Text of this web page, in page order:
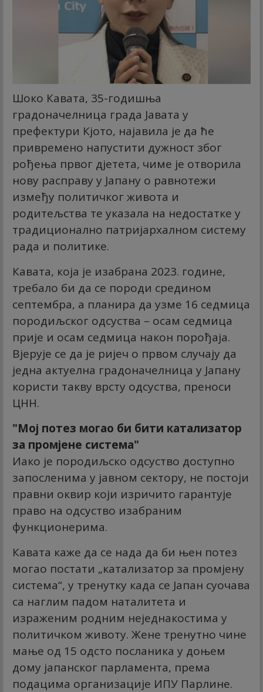
Шоко Кавата, 35-годишња
градоначелница града Јавата у
префектури Кјото, најавила је да ће
привремено напустити дужност због
рођења првог дјетета, чиме је отворила
нову расправу у Јапану о равнотежи
између политичког живота и
родитељства те указала на недостатке у
традиционално патријархалном систему
рада и политике.
Кавата, која је изабрана 2023. године,
требало би да се породи средином
септембра, а планира да узме 16 седмица
породиљског одсуства – осам седмица
прије и осам седмица након порођаја.
Вјерује се да је ријеч о првом случају да
једна актуелна градоначелница у Јапану
користи такву врсту одсуства, преноси
ЦНН.
"Мој потез могао би бити катализатор
за промјене система"
Иако је породиљско одсуство доступно
запосленима у јавном сектору, не постоји
правни оквир који изричито гарантује
право на одсуство изабраним
функционерима.
Кавата каже да се нада да би њен потез
могао постати „катализатор за промјену
система“, у тренутку када се Јапан суочава
са наглим падом наталитета и
израженим родним неједнакостима у
политичком животу. Жене тренутно чине
мање од 15 одсто посланика у доњем
дому јапанског парламента, према
подацима организације ИПУ Парлине.